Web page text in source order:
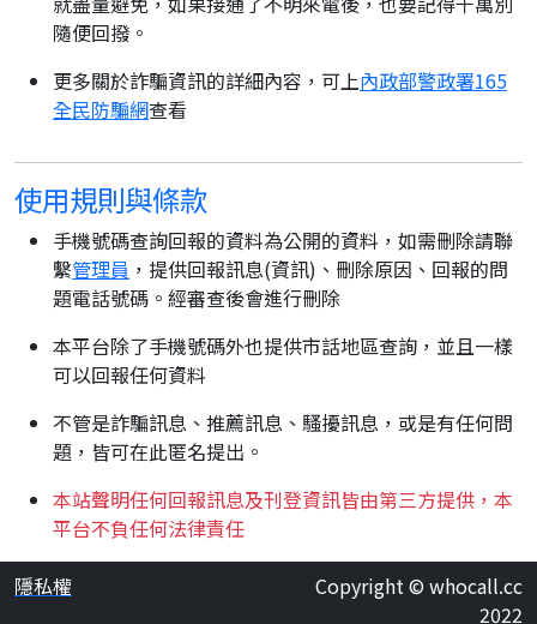
隨便回撥。
更多關於詐騙資訊的詳細內容，可上內政部警政署165
全民防騙網查看
使用規則與條款
手機號碼查詢回報的資料為公開的資料，如需刪除請聯
繫管理員 ，提供回報訊息(資訊)、刪除原因、回報的問
題電話號碼。經審查後會進行刪除
本平台除了手機號碼外也提供市話地區查詢，並且一樣
可以回報任何資料
不管是詐騙訊息、推薦訊息、騷擾訊息，或是有任何問
題，皆可在此匿名提出。
本站聲明任何回報訊息及刊登資訊皆由第三方提供，本
平台不負任何法律責任
隱私權
Copyright © whocall.cc
2022